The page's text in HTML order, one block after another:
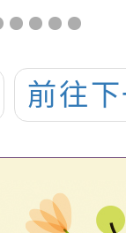
似不
送責
急診
窗口
於衛
前往